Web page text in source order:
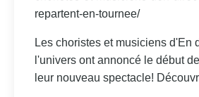
repartent-en-tournee/
Les choristes et musiciens d'En
l'univers ont annoncé le début
leur nouveau spectacle!